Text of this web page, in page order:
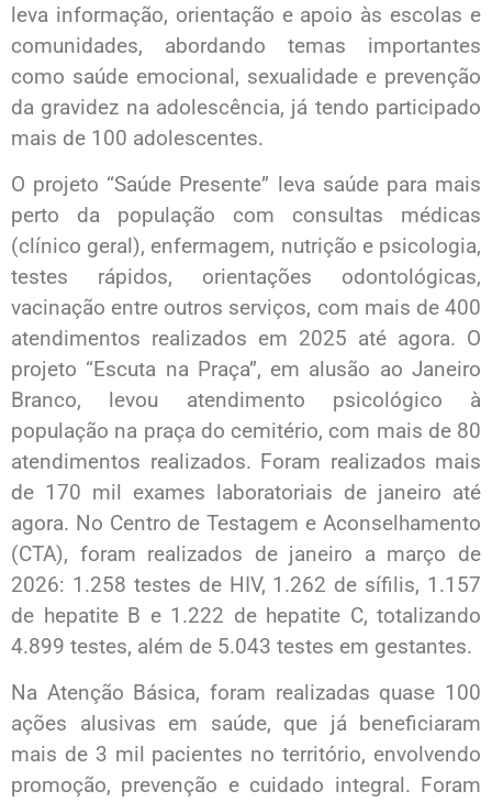
leva informação, orientação e apoio às escolas e
comunidades, abordando temas importantes
como saúde emocional, sexualidade e prevenção
da gravidez na adolescência, já tendo participado
mais de 100 adolescentes.
O projeto “Saúde Presente” leva saúde para mais
perto da população com consultas médicas
(clínico geral), enfermagem, nutrição e psicologia,
testes rápidos, orientações odontológicas,
vacinação entre outros serviços, com mais de 400
atendimentos realizados em 2025 até agora. O
projeto “Escuta na Praça”, em alusão ao Janeiro
Branco, levou atendimento psicológico à
população na praça do cemitério, com mais de 80
atendimentos realizados. Foram realizados mais
de 170 mil exames laboratoriais de janeiro até
agora. No Centro de Testagem e Aconselhamento
(CTA), foram realizados de janeiro a março de
2026: 1.258 testes de HIV, 1.262 de sífilis, 1.157
de hepatite B e 1.222 de hepatite C, totalizando
4.899 testes, além de 5.043 testes em gestantes.
Na Atenção Básica, foram realizadas quase 100
ações alusivas em saúde, que já beneficiaram
mais de 3 mil pacientes no território, envolvendo
promoção, prevenção e cuidado integral. Foram